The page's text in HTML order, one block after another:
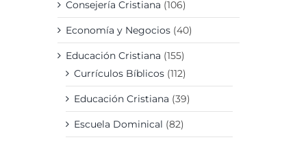
Consejería Cristiana (106)
Economía y Negocios (40)
Educación Cristiana (155)
Currículos Bíblicos (112)
Educación Cristiana (39)
Escuela Dominical (82)